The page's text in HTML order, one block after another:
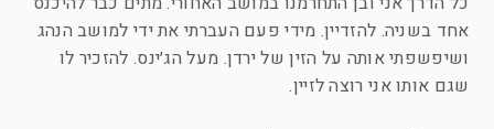
אחד בשניה. להזדיין. מידי פעם העברתי את ידי למושב הנהג
ושיפשפתי אותה על הזין של ירדן. מעל הג׳ינס. להזכיר לו
שגם אותו אני רוצה לזיין.